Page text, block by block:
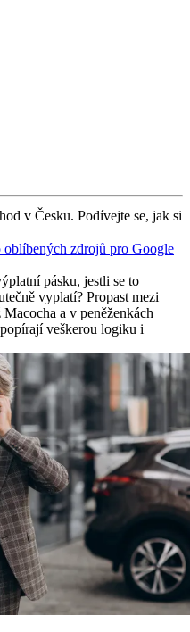
v Česku. Podívejte se, jak si
oblíbených zdrojů pro Google
pásku, jestli se to
vyplatí? Propast mezi
a v peněženkách
veškerou logiku i